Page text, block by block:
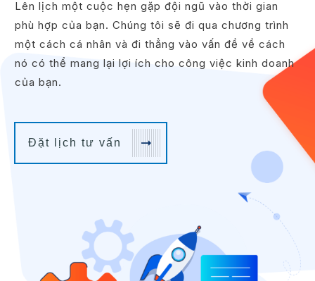
Lên lịch một cuộc hẹn gặp đội ngũ vào thời gian
phù hợp của bạn. Chúng tôi sẽ đi qua chương trình
một cách cá nhân và đi thẳng vào vấn đề về cách
nó có thể mang lại lợi ích cho công việc kinh doanh
của bạn.
Đặt lịch tư vấn